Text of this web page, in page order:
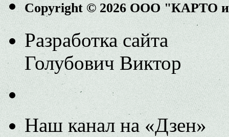
Copyright © 2026 ООО "КАРТО
Разработка сайта
Голубович Виктор
Наш канал на «Дзен»